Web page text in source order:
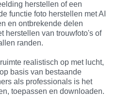
herstellen of een
functie foto herstellen met AI
en ontbrekende delen
herstellen van trouwfoto's of
randen.
realistisch op met lucht,
basis van bestaande
als professionals is het
toepassen en downloaden.